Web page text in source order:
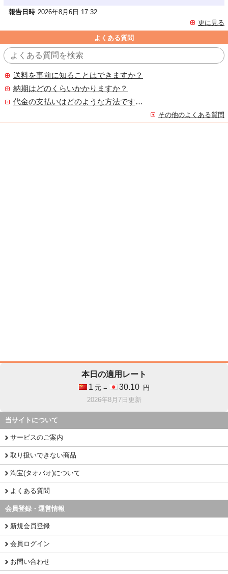
報告日時 2026年8月6日 17:32
更に見る
よくある質問
送料を事前に知ることはできますか？
納期はどのくらいかかりますか？
代金の支払いはどのような方法ですか？
その他のよくある質問
本日の適用レート
1 元 = 30.10
円
2026年8月7日更新
当サイトについて
サービスのご案内
取り扱いできない商品
淘宝(タオバオ)について
よくある質問
会員登録・運営情報
新規会員登録
会員ログイン
お問い合わせ